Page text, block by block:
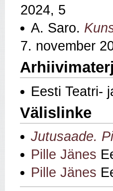
2024, 5
A. Saro.
7. november
Eesti Teatri-
Välislinke
Jutusaade.
Pille Jänes
Pille Jänes